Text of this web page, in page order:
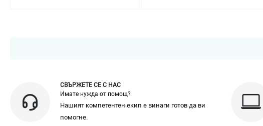
СВЪРЖЕТЕ СЕ С НАС
Имате нужда от помощ?
Нашият компетентен екип е винаги готов да ви
помогне.